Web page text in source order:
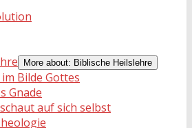
More about: Biblische Heilslehre
Bilde Gottes
Gnade
auf sich selbst